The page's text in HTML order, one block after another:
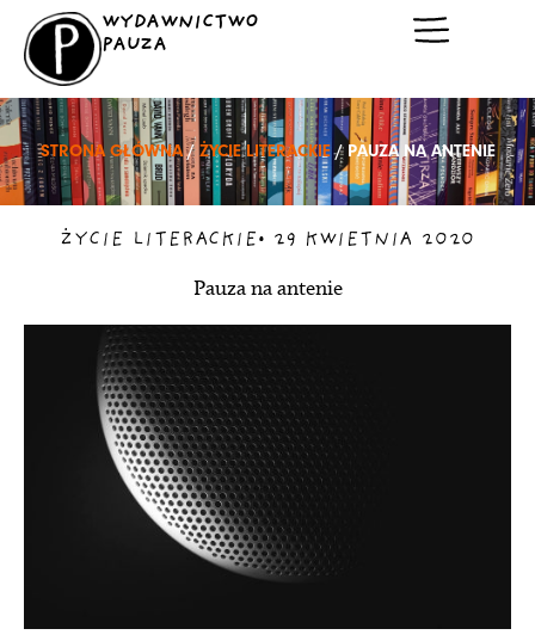
Przejdź
treści
WYDAWNICTWO
PAUZA
STRONA GŁÓWNA/ŻYCIE LITERACKIE/ PAUZA NA ANTENIE
ŻYCIE LITERACKIE• 29 KWIETNIA 2020
Pauza na antenie